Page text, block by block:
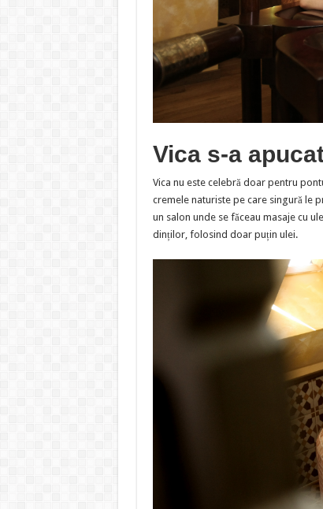
Vica s-a
Vica nu este celebră doar pentru
cremele naturiste pe care singură le
un salon unde se făceau masaje cu
dinților, folosind doar puțin ulei.